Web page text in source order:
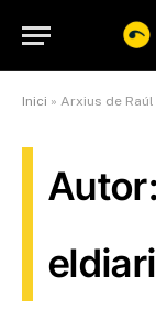
Inici » Arxius de